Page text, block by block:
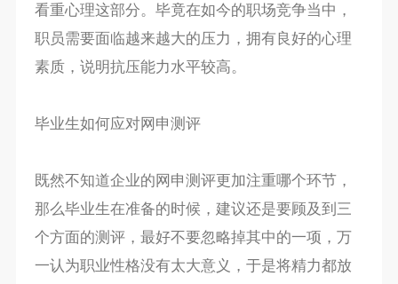
看重心理这部分。毕竟在如今的职场竞争当中，
职员需要面临越来越大的压力，拥有良好的心理
素质，说明抗压能力水平较高。
毕业生如何应对网申测评
既然不知道企业的网申测评更加注重哪个环节，
那么毕业生在准备的时候，建议还是要顾及到三
个方面的测评，最好不要忽略掉其中的一项，万
一认为职业性格没有太大意义，于是将精力都放